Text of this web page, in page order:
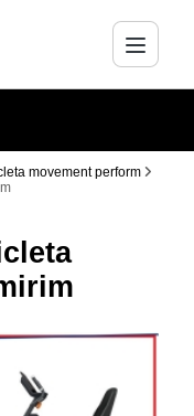
movement perform